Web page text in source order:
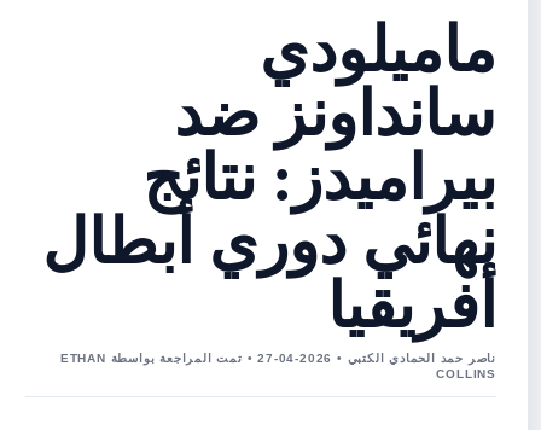
ماميلودي
سانداونز ضد
بيراميدز: نتائج
نهائي دوري أبطال
أفريقيا
ناصر حمد الحمادي الكتبي • 2026-04-27 • تمت المراجعة بواسطة ETHAN
COLLINS